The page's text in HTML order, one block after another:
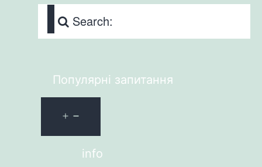
Search:
Популярні запитання
info